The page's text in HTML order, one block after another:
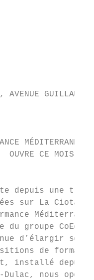
AVENUE
OUVRE CE MOIS-CI
depuis une
sur La Ciotat,
du groupe CoEco,
d’élargir ses
de
installé depuis
nous